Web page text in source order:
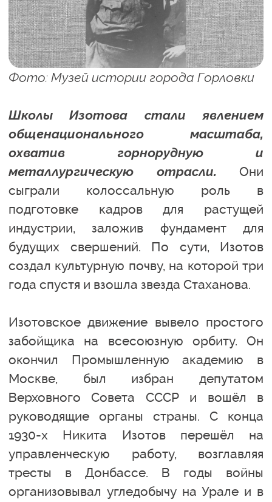
Фото: Музей истории города Горловки
Школы Изотова стали явлением
общенационального масштаба,
охватив горнорудную и
металлургическую отрасли. Они
сыграли колоссальную роль в
подготовке кадров для растущей
индустрии, заложив фундамент для
будущих свершений. По сути, Изотов
создал культурную почву, на которой три
года спустя и взошла звезда Стаханова.
Изотовское движение вывело простого
забойщика на всесоюзную орбиту. Он
окончил Промышленную академию в
Москве, был избран депутатом
Верховного Совета СССР и вошёл в
руководящие органы страны. С конца
1930-х Никита Изотов перешёл на
управленческую работу, возглавляя
тресты в Донбассе. В годы войны
организовывал угледобычу на Урале и в